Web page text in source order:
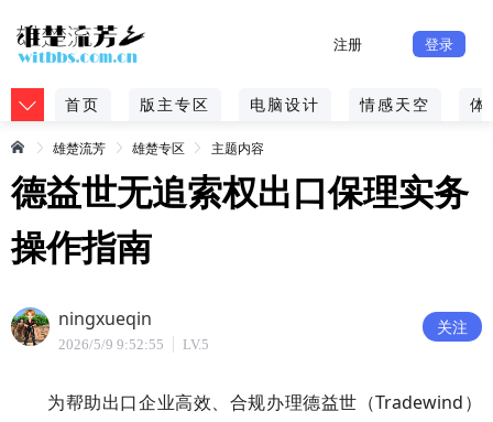
注册 登录
首页 版主专区 电脑设计 情感天空 体
雄楚流芳 雄楚专区 主题内容
德益世无追索权出口保理实务
操作指南
ningxueqin
2026/5/9 9:52:55 LV.5
关注
为帮助出口企业高效、合规办理德益世（Tradewind）